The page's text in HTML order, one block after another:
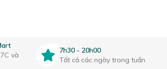
và
7h30 - 20h00
Tất cả các ngày trong tuần